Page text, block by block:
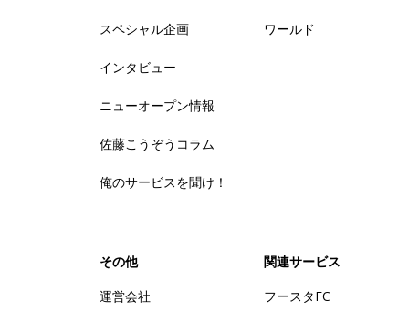
スペシャル企画
インタビュー
ニューオープン情報
佐藤こうぞうコラム
俺のサービスを聞け！
ワールド
その他
運営会社
関連サービス
フースタFC